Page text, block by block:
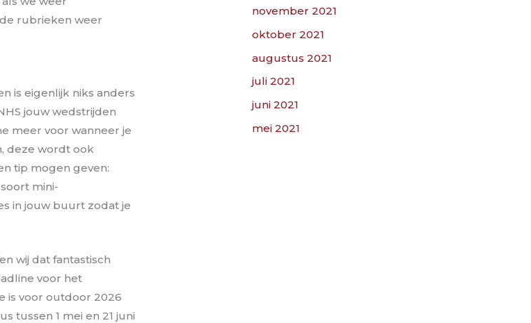
rubrieken weer
is eigenlijk niks anders
jouw wedstrijden
meer voor wanneer je
deze wordt ook
tip mogen geven:
mini-
in jouw buurt zodat je
wij dat fantastisch
voor het
is voor outdoor 2026
tussen 1 mei en 21 juni
november 2021
oktober 2021
augustus 2021
juli 2021
juni 2021
mei 2021